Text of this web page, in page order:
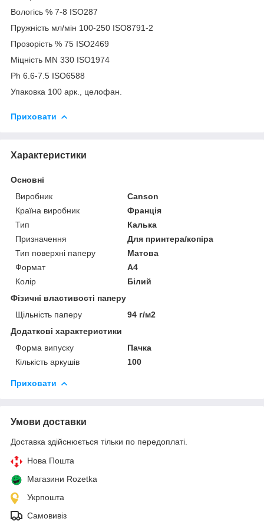
Вологісь % 7-8 ISO287
Пружність мл/мін 100-250 ISO8791-2
Прозорість % 75 ISO2469
Міцність MN 330 ISO1974
Ph 6.6-7.5 ISO6588
Упаковка 100 арк., целофан.
Приховати
Характеристики
Основні
Виробник
Canson
Країна виробник
Франція
Тип
Калька
Призначення
Для принтера/копіра
Тип поверхні паперу
Матова
Формат
A4
Колір
Білий
Фізичні властивості паперу
Щільність паперу
94 г/м2
Додаткові характеристики
Форма випуску
Пачка
Кількість аркушів
100
Приховати
Умови доставки
Доставка здійснюється тільки по передоплаті.
Нова Пошта
Магазини Rozetka
Укрпошта
Самовивіз